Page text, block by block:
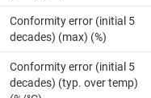
Conformity error (initial 5
decades) (max) (%)
Conformity error (initial 5
decades) (typ. over temp)